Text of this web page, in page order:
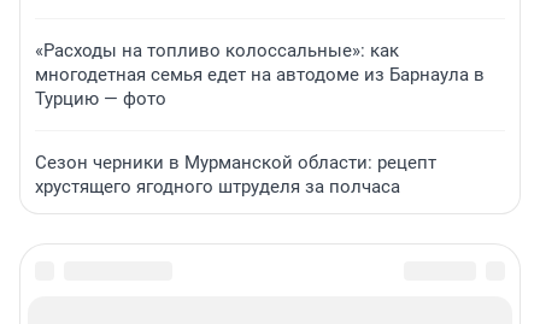
«Расходы на топливо колоссальные»: как
многодетная семья едет на автодоме из Барнаула в
Турцию — фото
Сезон черники в Мурманской области: рецепт
хрустящего ягодного штруделя за полчаса